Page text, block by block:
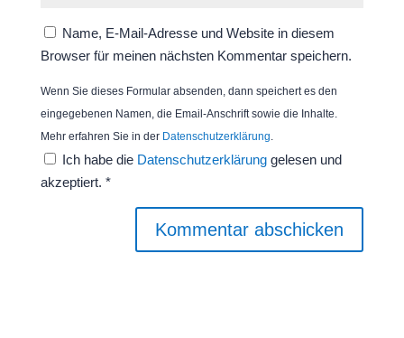
Name, E-Mail-Adresse und Website in diesem
Browser für meinen nächsten Kommentar speichern.
Wenn Sie dieses Formular absenden, dann speichert es den
eingegebenen Namen, die Email-Anschrift sowie die Inhalte.
Mehr erfahren Sie in der Datenschutzerklärung
Ich habe die Datenschutzerklärung gelesen und
akzeptiert. *
Kommentar abschicken